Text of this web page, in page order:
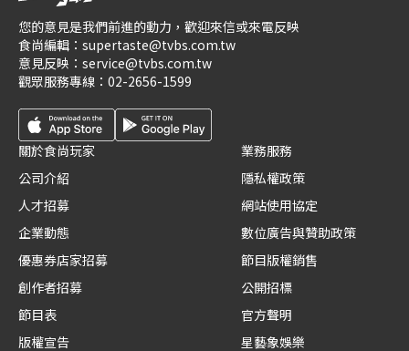
您的意見是我們前進的動力，歡迎來信或來電反映
食尚編輯： supertaste@tvbs.com.tw
意見反映： service@tvbs.com.tw
觀眾服務專線： 02-2656-1599
關於食尚玩家
公司介紹
人才招募
企業動態
優惠券店家招募
創作者招募
節目表
版權宣告
業務服務
隱私權政策
網站使用協定
數位廣告與贊助政策
節目版權銷售
公開招標
官方聲明
星藝象娛樂